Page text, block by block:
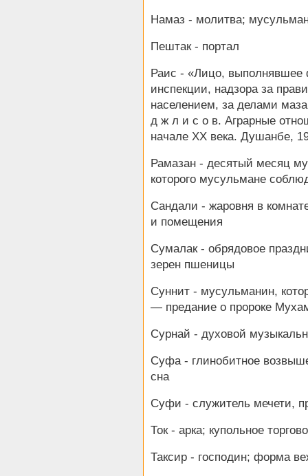
Намаз - молитва;
Пештак - портал
Раис - «Лицо, выполнявшее
инспекции, надзора за
населением, за делами
д ж л и с о в. Аграрные
начале ХХ века. Душанбе,
Рамазан - десятый месяц
которого мусульмане
Сандали - жаровня в
и помещения
Сумалак - обрядовое
зерен пшеницы
Суннит - мусульманин,
— предание о пророке
Сурнай - духовой
Суфа - глинобитное
сна
Суфи - служитель мечети,
Ток - арка; купольное
Таксир - господин; форма